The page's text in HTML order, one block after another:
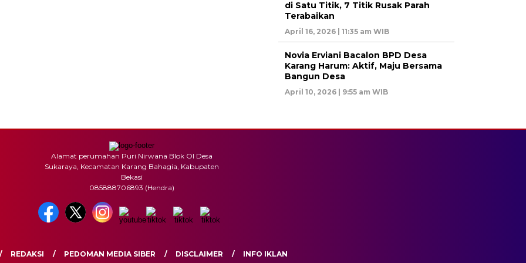
di Satu Titik, 7 Titik Rusak Parah
Terabaikan
April 16, 2026 | 11:35 am WIB
Novia Erviani Bacalon BPD Desa
Karang Harum: Aktif, Maju Bersama
Bangun Desa
April 10, 2026 | 9:55 am WIB
Alamat perumahan Puri Nirwana Blok OI Desa
Sukaraya, Kecamatan Karang Bahagia, Kabupaten
Bekasi
085888706893 (Hendra)
REDAKSI PEDOMAN MEDIA SIBER DISCLAIMER INFO IKLAN